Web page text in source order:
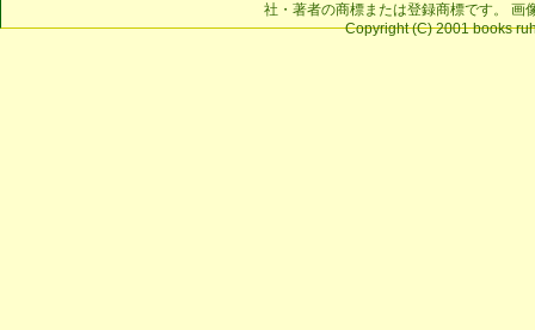
社・著者の商標または登録商標です。 画
Copyright (C) 2001 books